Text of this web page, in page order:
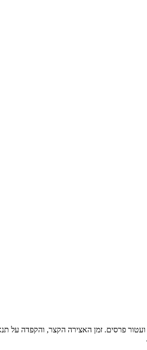
ועטור פרסים. זמן האצירה הקצר, והקפדה על